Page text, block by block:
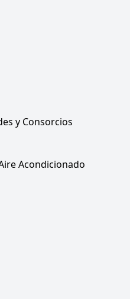
y Consorcios
Acondicionado